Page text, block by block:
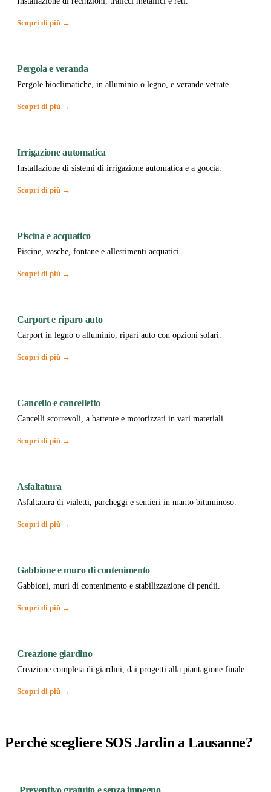
Scopri di più →
Pergola e veranda
Pergole bioclimatiche, in alluminio o legno, e verande vetrate.
Scopri di più →
Irrigazione automatica
Installazione di sistemi di irrigazione automatica e a goccia.
Scopri di più →
Piscina e acquatico
Piscine, vasche, fontane e allestimenti acquatici.
Scopri di più →
Carport e riparo auto
Carport in legno o alluminio, ripari auto con opzioni solari.
Scopri di più →
Cancello e cancelletto
Cancelli scorrevoli, a battente e motorizzati in vari materiali.
Scopri di più →
Asfaltatura
Asfaltatura di vialetti, parcheggi e sentieri in manto bituminoso.
Scopri di più →
Gabbione e muro di contenimento
Gabbioni, muri di contenimento e stabilizzazione di pendii.
Scopri di più →
Creazione giardino
Creazione completa di giardini, dai progetti alla piantagione finale.
Scopri di più →
Perché scegliere SOS Jardin a Lausanne?
Preventivo gratuito e senza impegno